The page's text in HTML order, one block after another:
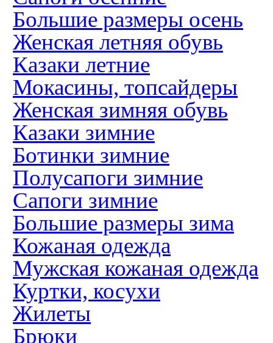
Большие размеры осень
Женская летняя обувь
Казаки летние
Мокасины, топсайдеры
Женская зимняя обувь
Казаки зимние
Ботинки зимние
Полусапоги зимние
Сапоги зимние
Большие размеры зима
Кожаная одежда
Мужская кожаная одежда
Куртки, косухи
Жилеты
Брюки